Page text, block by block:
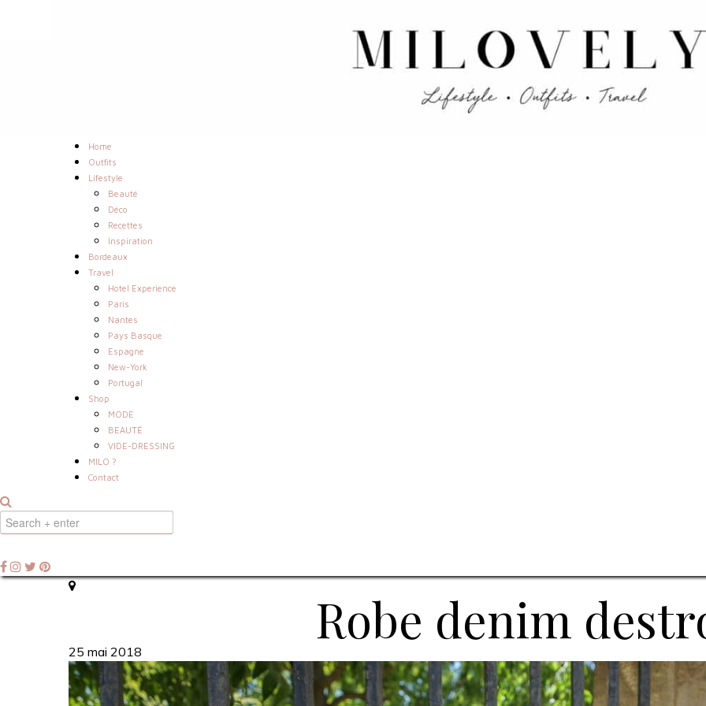
Home
Outfits
Lifestyle
Beauté
Déco
Recettes
Inspiration
Bordeaux
Travel
Hotel Experience
Paris
Nantes
Pays Basque
Espagne
New-York
Portugal
Shop
MODE
BEAUTÉ
VIDE-DRESSING
MILO ?
Contact
Robe denim
25 mai 2018